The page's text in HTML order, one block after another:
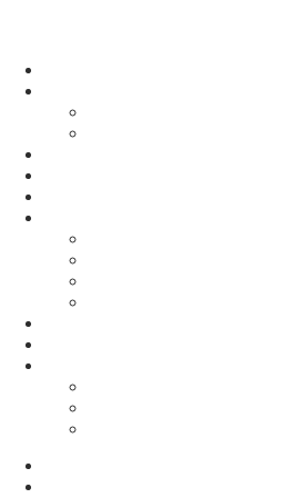
5-chodová